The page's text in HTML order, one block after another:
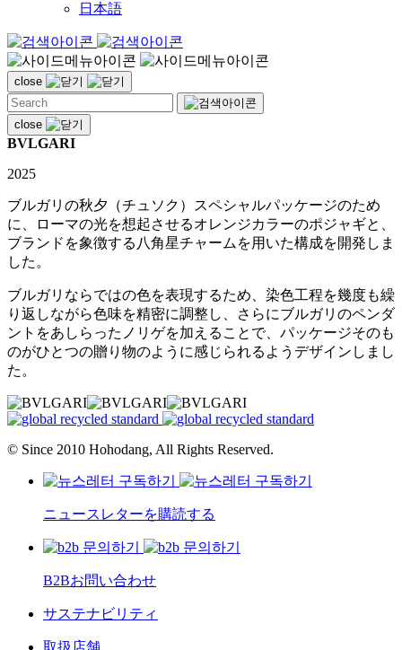
日本語
close
close
BVLGARI
2025
ブルガリの秋夕（チュソク）スペシャルパッケージのため
に、ローマの光を想起させるオレンジカラーのポジャギと、
ブランドを象徴する八角星チャームを用いた構成を開発しま
した。
ブルガリならではの色を表現するため、染色工程を幾度も繰
り返しながら色味を精密に調整し、さらにブルガリのペンダ
ントをあしらったノリゲを加えることで、パッケージそのも
のがひとつの贈り物のように感じられるようデザインしまし
た。
© Since 2010 Hohodang, All Rights Reserved.
ニュースレターを購読する
B2Bお問い合わせ
サステナビリティ
取扱店舗